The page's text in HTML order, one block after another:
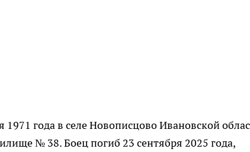
года в селе Новописцово Ивановской
№ 38. Боец погиб 23 сентября 2025 года,